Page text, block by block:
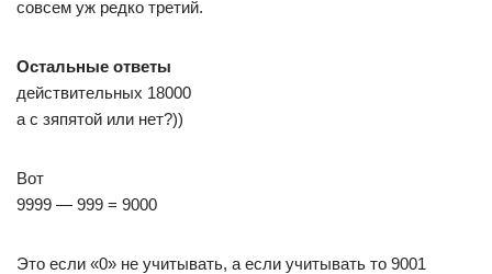
совсем уж редко третий.
Остальные ответы
действительных 18000
а с зяпятой или нет?))
Вот
9999 — 999 = 9000
Это если «0» не учитывать, а если учитывать то 9001